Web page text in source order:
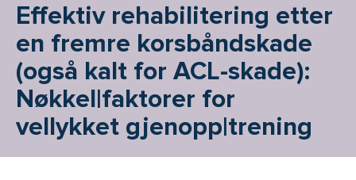
Effektiv rehabilitering etter
en fremre korsbånd­skade
(også kalt for ACL-skade):
Nøkkel|faktorer for
vellykket gjenopp|trening